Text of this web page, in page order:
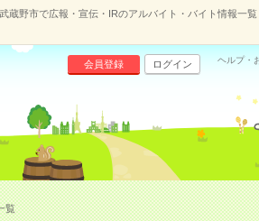
蔵野市で広報・宣伝・IRのアルバイト・バイト情報一
会員登録 ログイン ヘルプ・
覧